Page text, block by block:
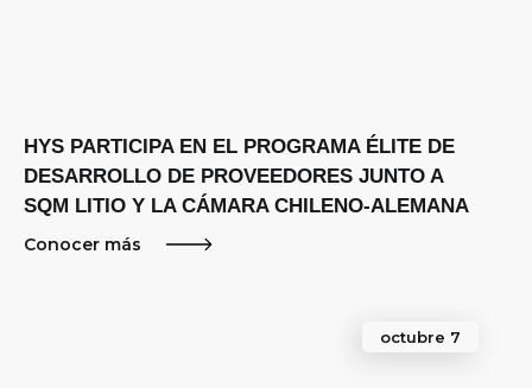
HYS PARTICIPA EN EL PROGRAMA ÉLITE DE
DESARROLLO DE PROVEEDORES JUNTO A
SQM LITIO Y LA CÁMARA CHILENO-ALEMANA
Conocer más
octubre 7